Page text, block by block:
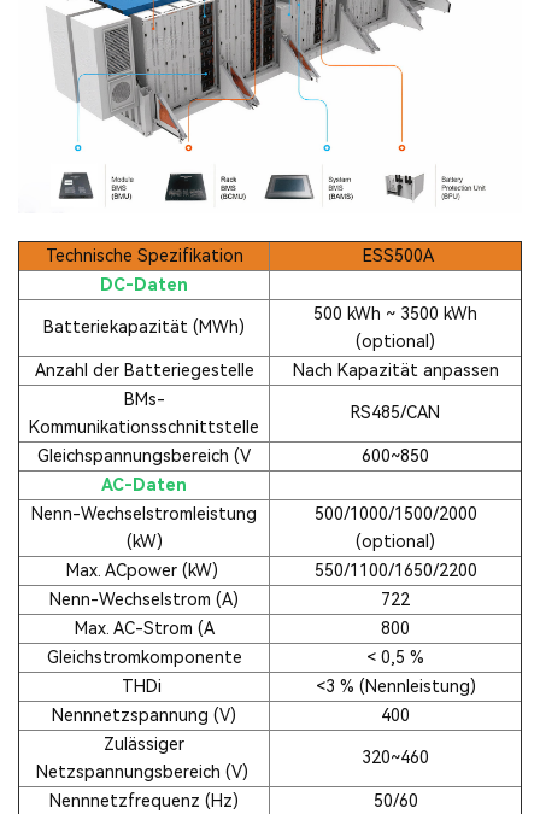
Technische Spezifikation
ESS500A
DC-Daten
Batteriekapazität (MWh)
500 kWh ~ 3500 kWh
(optional)
Anzahl der Batteriegestelle
Nach Kapazität anpassen
BMs-
Kommunikationsschnittstelle
RS485/CAN
Gleichspannungsbereich (V
600~850
AC-Daten
Nenn-Wechselstromleistung
(kW)
500/1000/1500/2000
(optional)
Max. ACpower (kW)
550/1100/1650/2200
Nenn-Wechselstrom (A)
722
Max. AC-Strom (A
800
Gleichstromkomponente
< 0,5 %
THDi
<3 % (Nennleistung)
Nennnetzspannung (V)
400
Zulässiger
Netzspannungsbereich (V)
320~460
Nennnetzfrequenz (Hz) 50/60